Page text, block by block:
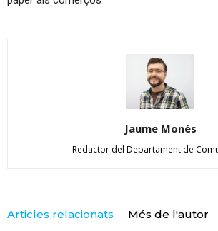
Jaume Monés
Redactor del Departament de
Articles relacionats Més de l'autor